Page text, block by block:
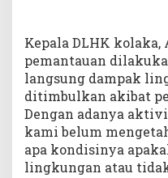
Kepala DLHK
pemantauan
langsung dampak
ditimbulkan akibat
Dengan adanya
kami belum
apa kondisinya
lingkungan atau